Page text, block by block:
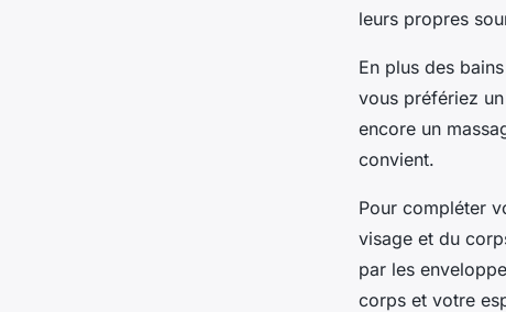
leurs propres
En plus des
vous préfériez
encore un
convient.
Pour compléter
visage et du
par les
corps et votre